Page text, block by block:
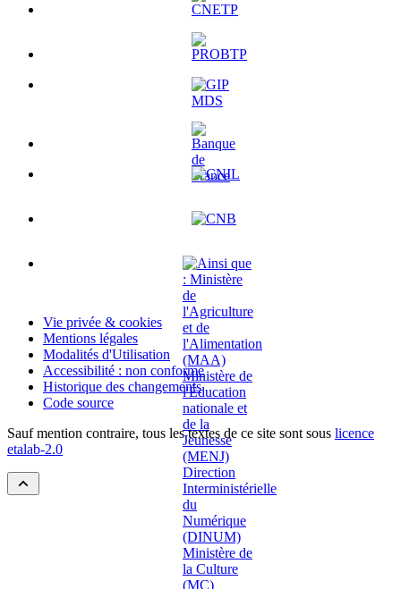
Vie privée & cookies
Mentions légales
Modalités d'Utilisation
Accessibilité : non conforme
Historique des changements
Code source
Sauf mention contraire, tous les textes de ce site sont sous licence
etalab-2.0